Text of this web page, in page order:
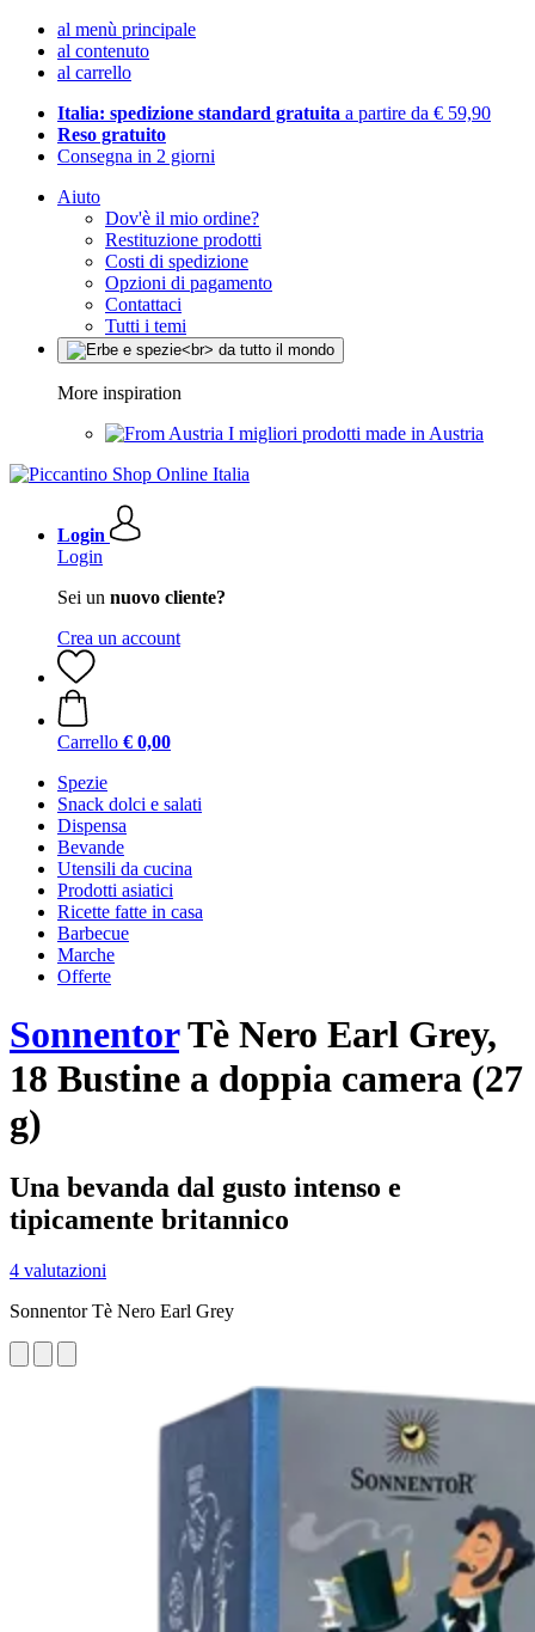
al menù principale
al contenuto
al carrello
Italia: spedizione standard gratuita a partire da € 59,90
Reso gratuito
Consegna in 2 giorni
Aiuto
Dov'è il mio ordine?
Restituzione prodotti
Costi di spedizione
Opzioni di pagamento
Contattaci
Tutti i temi
More inspiration
I migliori prodotti made in Austria
Login
Login
Sei un nuovo cliente?
Crea un account
Carrello € 0,00
Spezie
Snack dolci e salati
Dispensa
Bevande
Utensili da cucina
Prodotti asiatici
Ricette fatte in casa
Barbecue
Marche
Offerte
SonnentorTè Nero Earl Grey,
18 Bustine a doppia camera (27
g)
Una bevanda dal gusto intenso e
tipicamente britannico
4 valutazioni
Sonnentor Tè Nero Earl Grey